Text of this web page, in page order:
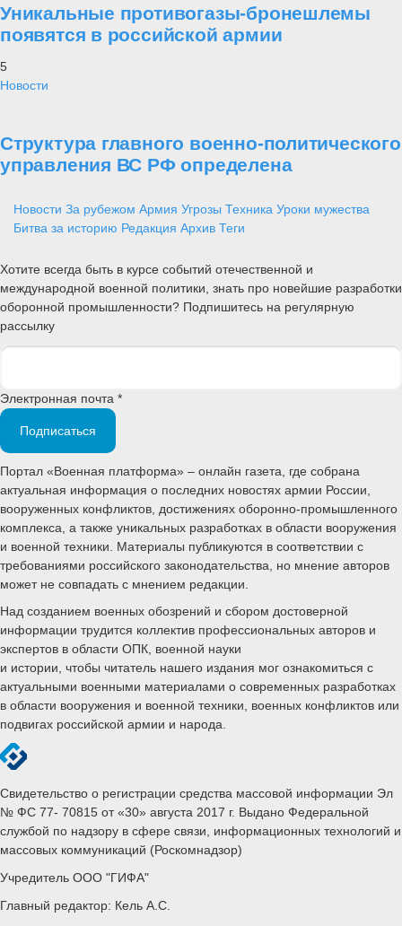
Уникальные противогазы-бронешлемы
появятся в российской армии
5
Новости
Структура главного военно-политического
управления ВС РФ определена
Новости За рубежом Армия Угрозы Техника Уроки мужества
Битва за историю Редакция Архив Теги
Хотите всегда быть в курсе событий отечественной и
международной военной политики, знать про новейшие разработки
оборонной промышленности? Подпишитесь на регулярную
рассылку
Электронная почта *
Подписаться
Портал «Военная платформа» – онлайн газета, где собрана
актуальная информация о последних новостях армии России,
вооруженных конфликтов, достижениях оборонно-промышленного
комплекса, а также уникальных разработках в области вооружения
и военной техники. Материалы публикуются в соответствии с
требованиями российского законодательства, но мнение авторов
может не совпадать с мнением редакции.
Над созданием военных обозрений и сбором достоверной
информации трудится коллектив профессиональных авторов и
экспертов в области ОПК, военной науки
и истории, чтобы читатель нашего издания мог ознакомиться с
актуальными военными материалами о современных разработках
в области вооружения и военной техники, военных конфликтов или
подвигах российской армии и народа.
Свидетельство о регистрации средства массовой информации Эл
№ ФС 77- 70815 от «30» августа 2017 г. Выдано Федеральной
службой по надзору в сфере связи, информационных технологий и
массовых коммуникаций (Роскомнадзор)
Учредитель ООО "ГИФА"
Главный редактор: Кель А.С.